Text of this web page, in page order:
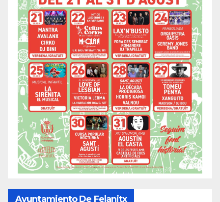
Ayuntamiento De Felanitx